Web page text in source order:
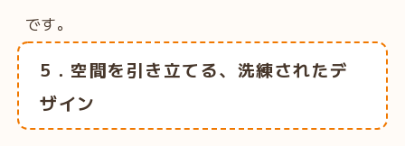
です。
5．空間を引き立てる、洗練されたデ
ザイン